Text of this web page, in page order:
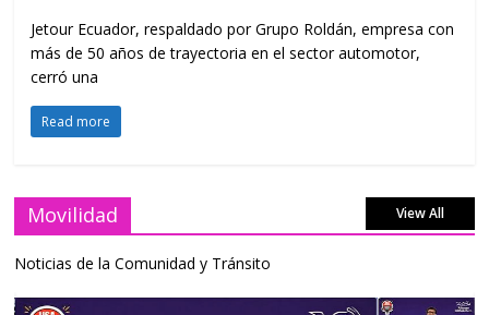
Jetour Ecuador, respaldado por Grupo Roldán, empresa con
más de 50 años de trayectoria en el sector automotor,
cerró una
Read more
Movilidad View All
Noticias de la Comunidad y Tránsito